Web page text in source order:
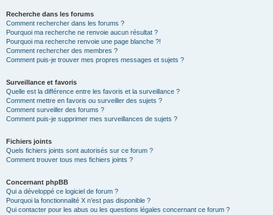
Recherche dans les forums
Comment rechercher dans les forums ?
Pourquoi ma recherche ne renvoie aucun résultat ?
Pourquoi ma recherche renvoie une page blanche ?!
Comment rechercher des membres ?
Comment puis-je trouver mes propres messages et sujets ?
Surveillance et favoris
Quelle est la différence entre les favoris et la surveillance ?
Comment mettre en favoris ou surveiller des sujets ?
Comment surveiller des forums ?
Comment puis-je supprimer mes surveillances de sujets ?
Fichiers joints
Quels fichiers joints sont autorisés sur ce forum ?
Comment trouver tous mes fichiers joints ?
Concernant phpBB
Qui a développé ce logiciel de forum ?
Pourquoi la fonctionnalité X n’est pas disponible ?
Qui contacter pour les abus ou les questions légales concernant ce forum ?